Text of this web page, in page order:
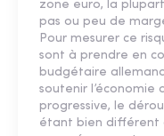
zone euro, la
pas ou peu de
Pour mesurer ce
sont à prendre en
budgétaire
soutenir l’économie
progressive, le
étant bien différent